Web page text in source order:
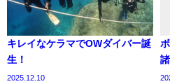
キレイなケラマでOWダイバー誕
生！
2025.12.10